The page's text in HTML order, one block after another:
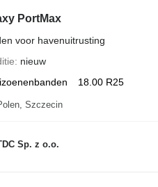
PortMax
voor havenuitrusting
nieuw
18.00 R25
Szczecin
Sp. z o.o.